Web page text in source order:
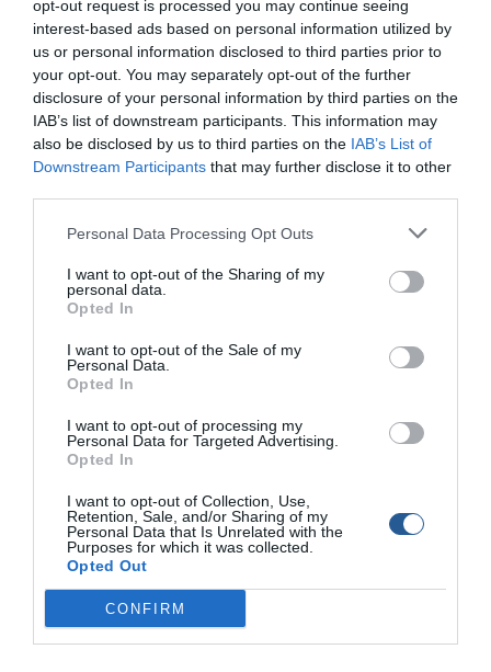
opt-out request is processed you may continue seeing
interest-based ads based on personal information utilized by
us or personal information disclosed to third parties prior to
your opt-out. You may separately opt-out of the further
disclosure of your personal information by third parties on the
IAB’s list of downstream participants. This information may
also be disclosed by us to third parties on the IAB’s List of
Downstream Participants that may further disclose it to other
Personal Data Processing Opt Outs
I want to opt-out of the Sharing of my
personal data.
Opted In
I want to opt-out of the Sale of my
Personal Data.
Opted In
I want to opt-out of processing my
Personal Data for Targeted Advertising.
Opted In
I want to opt-out of Collection, Use,
Retention, Sale, and/or Sharing of my
Personal Data that Is Unrelated with the
Purposes for which it was collected.
Opted Out
CONFIRM
παρουσία ο Φορέας Διαχείρισης του Θαλάσσιου Πάρκου
Βορείων Σποράδων και μας λέει ότι θα πρέπει να
πληρώσουμε χαράτσι για να περάσουμε. Ένα εξωφρενικό
και ληστρικό ποσό, όχι μόνο για να ρίξεις άγκυρα, αλλά
ακόμη και για να περάσεις. Βάζουν δηλαδή διόδια στη
θάλασσα. Πού ζούμε;» αναφέρουν χαρακτηριστικά στην
Parallaxi τα μέλη του ΣΙΕΠΑ.
67 € ανά σκάφος και 11 € ανά άτομο, δηλαδή: 67 + 11*10
άτομα = 177 € για μια απλή διανυκτέρευση ή 354 € για δύο
ή και για απλή διέλευση 140 € διόδια.
Μάλιστα, το ποσό αυτό γίνεται δεκαπλάσιο εάν δεν το
πληρώσει κάποιος, καθώς πηγαίνει στην εφορία.